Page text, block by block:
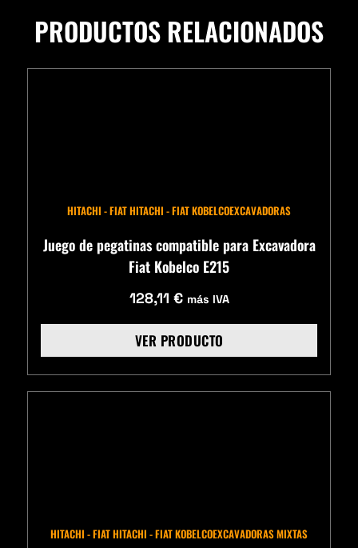
PRODUCTOS RELACIONADOS
HITACHI - FIAT HITACHI - FIAT KOBELCOEXCAVADORAS
Juego de pegatinas compatible para Excavadora
Fiat Kobelco E215
128,11 € más IVA
VER PRODUCTO
HITACHI - FIAT HITACHI - FIAT KOBELCOEXCAVADORAS MIXTAS